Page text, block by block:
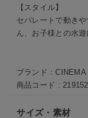
【スタイル】
セパレートで動き
ん、お子様との水遊
ブランド：CINEMA
商品コード :
サイズ・素材